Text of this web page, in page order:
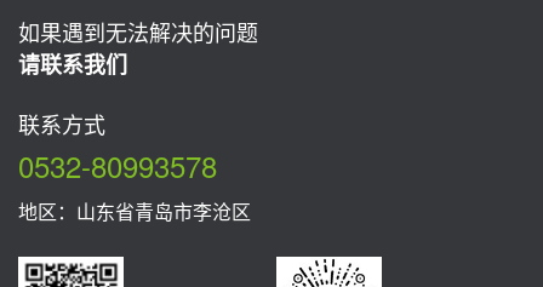
如果遇到无法解决的问题
请联系我们
联系方式
0532-80993578
地区：山东省青岛市李沧区